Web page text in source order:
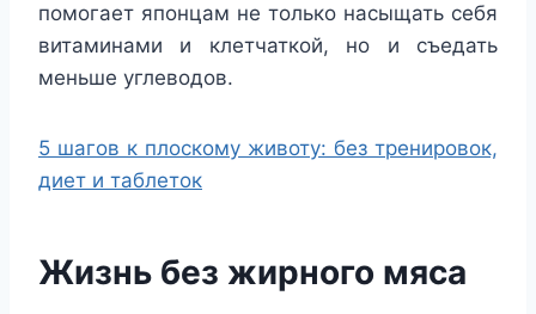
помогает японцам не только насыщать себя
витаминами и клетчаткой, но и съедать
меньше углеводов.
5 шагов к плоскому животу: без тренировок,
диет и таблеток
Жизнь без жирного мяса